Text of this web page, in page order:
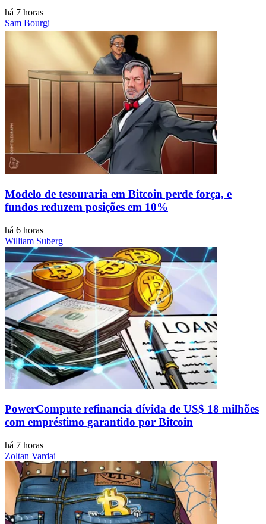
há 7 horas
Sam Bourgi
Modelo de tesouraria em Bitcoin perde força, e
fundos reduzem posições em 10%
há 6 horas
William Suberg
PowerCompute refinancia dívida de US$ 18 milhões
com empréstimo garantido por Bitcoin
há 7 horas
Zoltan Vardai